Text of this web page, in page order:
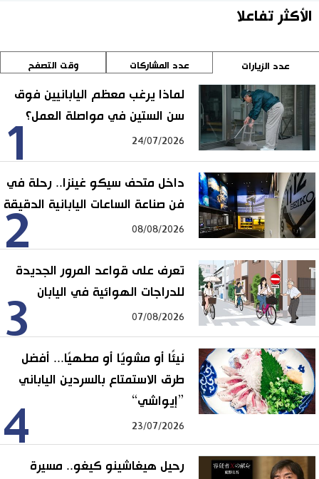
الأكثر تفاعلا
عدد الزيارات عدد المشاركات وقت التصفح
1
لماذا يرغب معظم اليابانيين فوق
سن الستين في مواصلة العمل؟
24/07/2026
2
داخل متحف سيكو غينزا.. رحلة في
فن صناعة الساعات اليابانية الدقيقة
08/08/2026
3
تعرف على قواعد المرور الجديدة
للدراجات الهوائية في اليابان
07/08/2026
4
نيئًا أو مشويًا أو مطهيًا... أفضل
طرق الاستمتاع بالسردين الياباني
”إيواشي“
23/07/2026
رحيل هيغاشينو كيغو.. مسيرة